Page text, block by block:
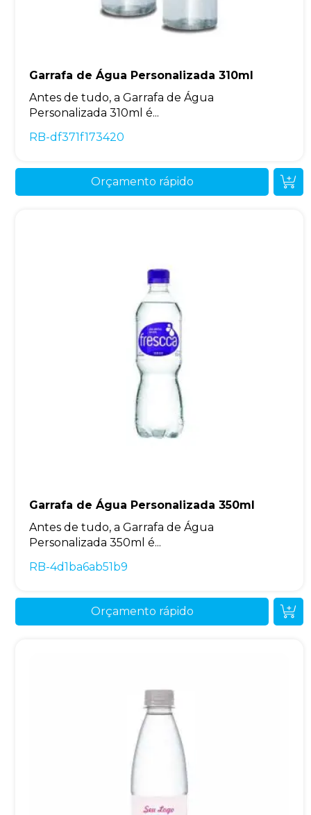
Garrafa de Água Personalizada 310ml
Antes de tudo, a Garrafa de Água
Personalizada 310ml é...
RB-df371f173420
Orçamento rápido
Garrafa de Água Personalizada 350ml
Antes de tudo, a Garrafa de Água
Personalizada 350ml é...
RB-4d1ba6ab51b9
Orçamento rápido